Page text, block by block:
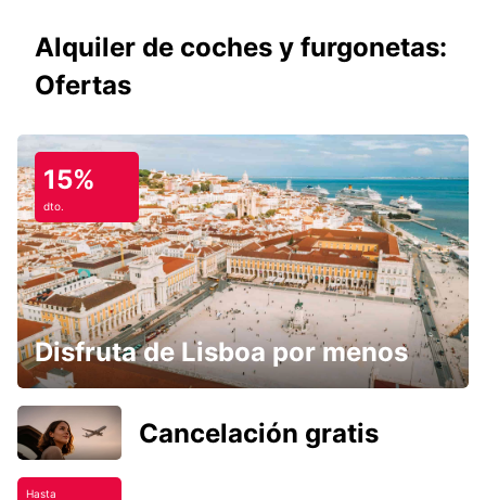
Alquiler de coches y furgonetas:
Ofertas
15%
dto.
Disfruta de Lisboa por menos
Cancelación gratis
Hasta